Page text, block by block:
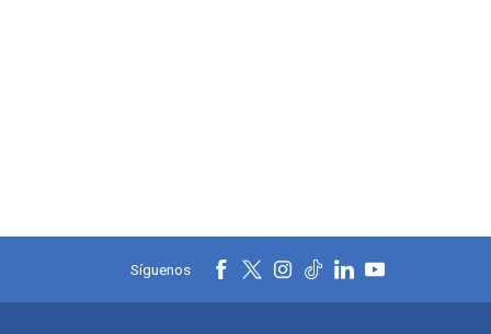
Síguenos